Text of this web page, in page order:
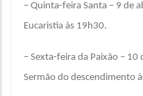
– Quinta-feira Santa – 9 de
Eucaristia às 19h30.
– Sexta-feira da Paixão – 10
Sermão do descendimento